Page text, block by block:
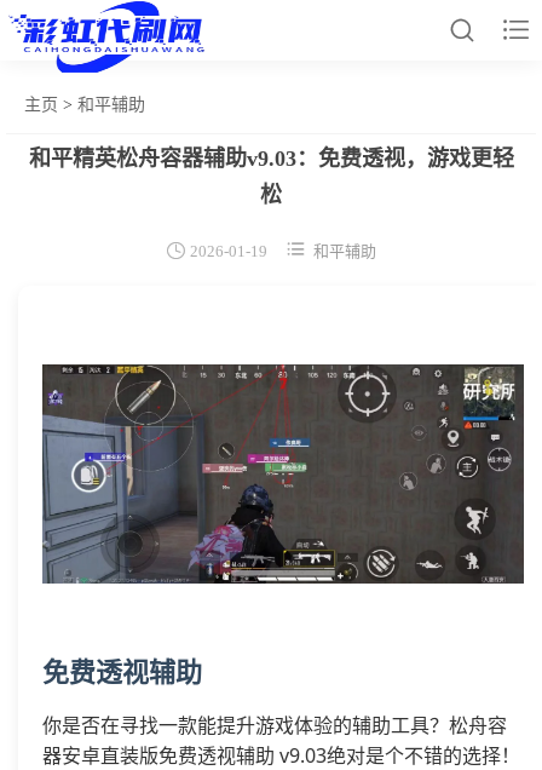


网站首页
辅助卡盟
热门文章
关于我们
主页 > 和平辅助
和平精英松舟容器辅助v9.03：免费透视，游戏更轻
松
 2026-01-19  和平辅助
免费透视辅助
你是否在寻找一款能提升游戏体验的辅助工具？松舟容
器安卓直装版免费透视辅助 v9.03绝对是个不错的选择！